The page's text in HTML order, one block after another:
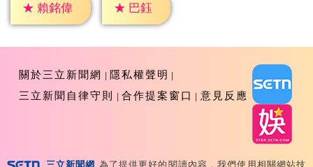
★ 賴銘偉 ★ 巴鈺
關於三立新聞網
隱私權聲明
三立新聞自律守則
合作提案窗口 意見反應
三立新聞網 為了提供更好的閱讀內容，我們使用相關網站技